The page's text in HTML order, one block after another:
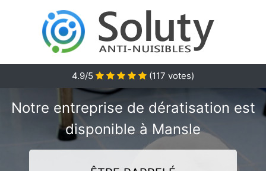
4.9/5 (117 votes)
Notre entreprise de dératisation est
disponible à Mansle